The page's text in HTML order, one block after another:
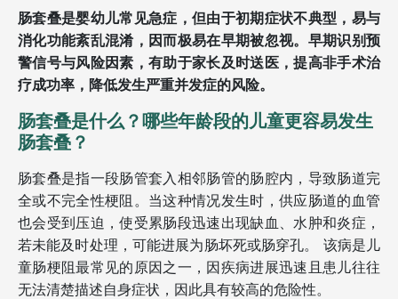
肠套叠是婴幼儿常见急症，但由于初期症状不典型，易与
消化功能紊乱混淆，因而极易在早期被忽视。早期识别预
警信号与风险因素，有助于家长及时送医，提高非手术治
疗成功率，降低发生严重并发症的风险。
肠套叠是什么？哪些年龄段的儿童更容易发生
肠套叠？
肠套叠是指一段肠管套入相邻肠管的肠腔内，导致肠道完
全或不完全性梗阻。当这种情况发生时，供应肠道的血管
也会受到压迫，使受累肠段迅速出现缺血、水肿和炎症，
若未能及时处理，可能进展为肠坏死或肠穿孔。 该病是儿
童肠梗阻最常见的原因之一，因疾病进展迅速且患儿往往
无法清楚描述自身症状，因此具有较高的危险性。